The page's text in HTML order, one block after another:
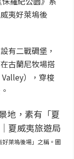
夷好萊塢後
有二戰碉堡，
古蘭尼牧場搭
Valley），穿梭
萊塢後場」之稱。圖